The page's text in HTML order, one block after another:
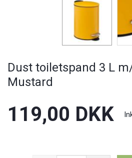
Dust toiletspand 3 L
Mustard
119,00 DKK